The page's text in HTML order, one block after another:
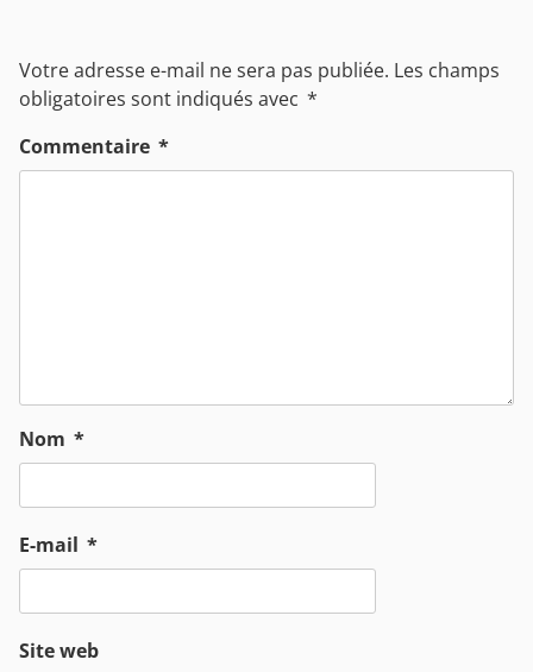
Votre adresse e-mail ne sera pas publiée. Les champs
obligatoires sont indiqués avec *
Commentaire *
Nom *
E-mail *
Site web